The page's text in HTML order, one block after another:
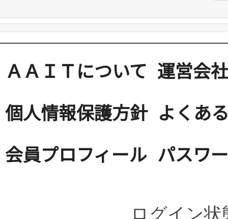
ＡＡＩＴについて 運営会社
個人情報保護方針 よくあ
会員プロフィール パスワ
ログイン